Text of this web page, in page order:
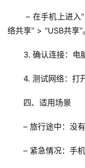
– 在手机上进入“设置” > “网络和互联网” > “热点和网
络共享” > “USB共享”。
3. 确认连接：电
4. 测试网络：打
四、适用场景
– 旅行途中：没
– 紧急情况：手